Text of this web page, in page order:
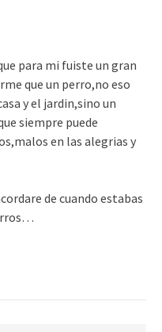
para mi fuiste un gran
que un perro,no eso
y el jardin,sino un
siempre puede
en las alegrias y
de cuando estabas